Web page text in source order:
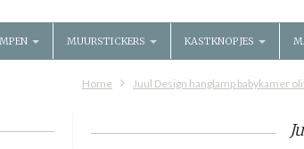
MUURSTICKERS KASTKNOPJES
Home Juul Design hanglamp babykamer